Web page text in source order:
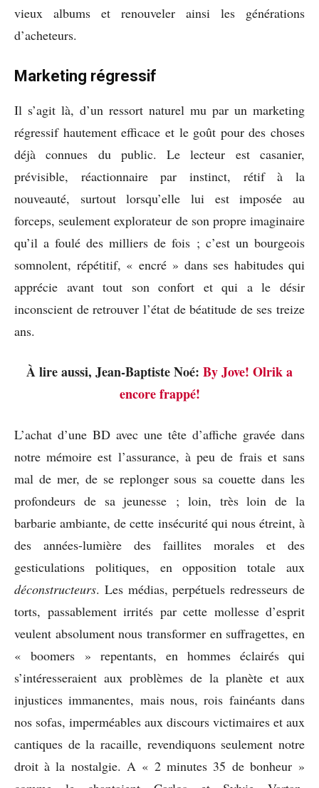
vieux albums et renouveler ainsi les générations
d’acheteurs.
Marketing régressif
Il s’agit là, d’un ressort naturel mu par un marketing
régressif hautement efficace et le goût pour des choses
déjà connues du public. Le lecteur est casanier,
prévisible, réactionnaire par instinct, rétif à la
nouveauté, surtout lorsqu’elle lui est imposée au
forceps, seulement explorateur de son propre imaginaire
qu’il a foulé des milliers de fois ; c’est un bourgeois
somnolent, répétitif, « encré » dans ses habitudes qui
apprécie avant tout son confort et qui a le désir
inconscient de retrouver l’état de béatitude de ses treize
ans.
À lire aussi, Jean-Baptiste Noé: By Jove! Olrik a
encore frappé!
L’achat d’une BD avec une tête d’affiche gravée dans
notre mémoire est l’assurance, à peu de frais et sans
mal de mer, de se replonger sous sa couette dans les
profondeurs de sa jeunesse ; loin, très loin de la
barbarie ambiante, de cette insécurité qui nous étreint, à
des années-lumière des faillites morales et des
gesticulations politiques, en opposition totale aux
déconstructeurs. Les médias, perpétuels redresseurs de
torts, passablement irrités par cette mollesse d’esprit
veulent absolument nous transformer en suffragettes, en
« boomers » repentants, en hommes éclairés qui
s’intéresseraient aux problèmes de la planète et aux
injustices immanentes, mais nous, rois fainéants dans
nos sofas, imperméables aux discours victimaires et aux
cantiques de la racaille, revendiquons seulement notre
droit à la nostalgie. A « 2 minutes 35 de bonheur »